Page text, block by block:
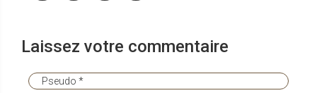
Laissez votre commentaire